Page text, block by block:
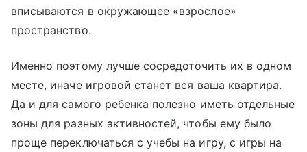
вписываются в окружающее «взрослое»
пространство.
Именно поэтому лучше сосредоточить их в одном
месте, иначе игровой станет вся ваша квартира.
Да и для самого ребенка полезно иметь отдельные
зоны для разных активностей, чтобы ему было
проще переключаться с учебы на игру, с игры на